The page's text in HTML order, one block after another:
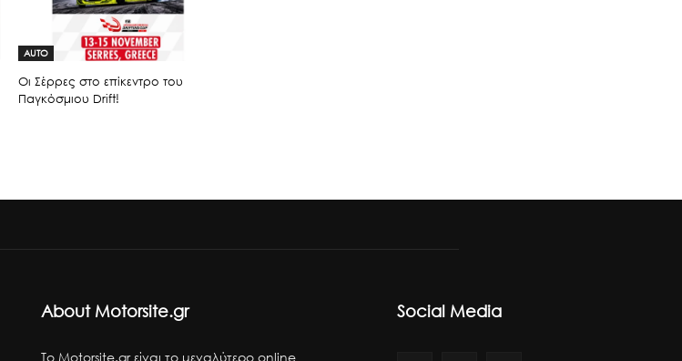
AUTO
Οι Σέρρες στο επίκεντρο του
Παγκόσμιου Drift!
About Motorsite.gr
Το Motorsite.gr είναι το μεγαλύτερο online
Social Media